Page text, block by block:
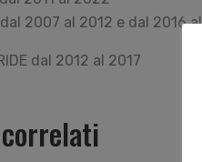
dal 2007 al 2012 e dal 2016
dal 2012 al 2017